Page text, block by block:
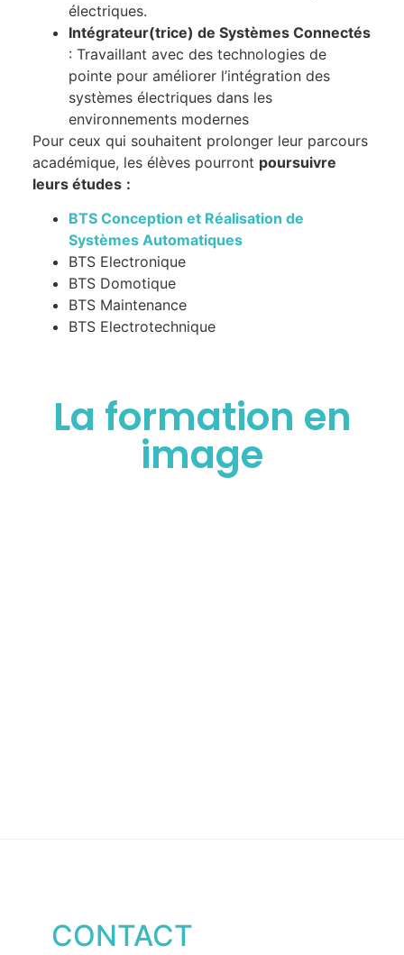
électriques.
Intégrateur(trice) de Systèmes Connectés
: Travaillant avec des technologies de
pointe pour améliorer l’intégration des
systèmes électriques dans les
environnements modernes
Pour ceux qui souhaitent prolonger leur parcours
académique, les élèves pourront poursuivre
leurs études :
BTS Conception et Réalisation de
Systèmes Automatiques
BTS Electronique
BTS Domotique
BTS Maintenance
BTS Electrotechnique
La formation en
image
CONTACT